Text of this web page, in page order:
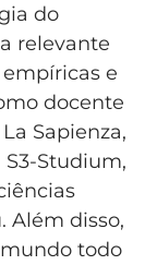
do
relevante
e
docente
Sapienza,
Studium,
Além disso,
todo